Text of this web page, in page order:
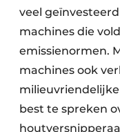
veel
machines die
emissienormen.
machines ook
best te spreken